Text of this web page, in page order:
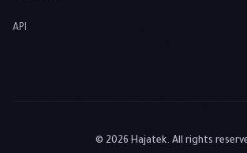
API
© 2026 Hajatek. All rights